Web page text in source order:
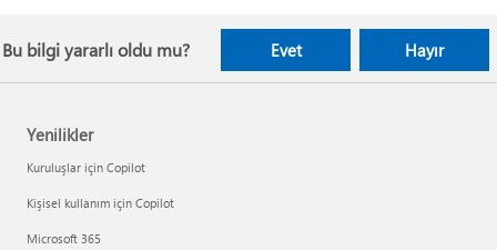
Bu bilgi yararlı oldu mu? Evet Hayır
Yenilikler
Kuruluşlar için Copilot
Kişisel kullanım için Copilot
Microsoft 365